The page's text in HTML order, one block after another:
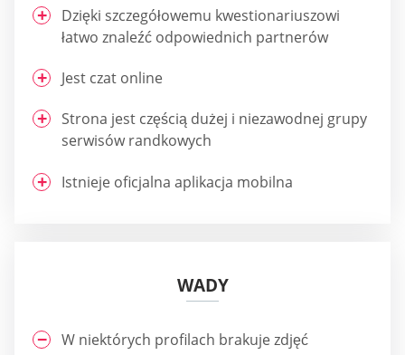
Dzięki szczegółowemu kwestionariuszowi
łatwo znaleźć odpowiednich partnerów
Jest czat online
Strona jest częścią dużej i niezawodnej grupy
serwisów randkowych
Istnieje oficjalna aplikacja mobilna
WADY
W niektórych profilach brakuje zdjęć